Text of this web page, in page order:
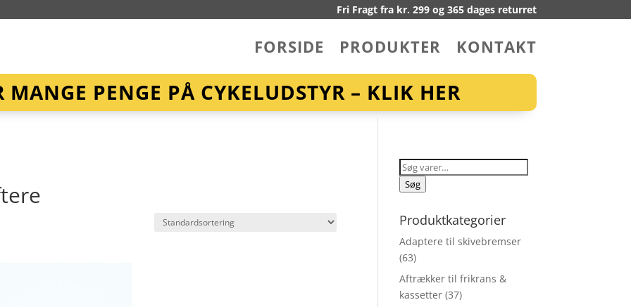
Fri Fragt fra kr. 299 og 365 dages returret
FORSIDE PRODUKTER KONTAKT
MANGE PENGE PÅ CYKELUDSTYR – KLIK HER
Søg
efter:
Søg
Produktkategorier
Adaptere til skivebremser
(63)
Aftrækker til frikrans &
kassetter (37)